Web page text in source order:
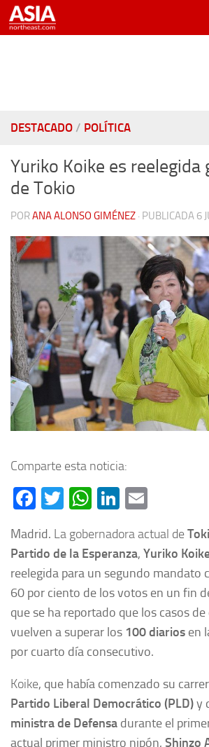
Saltar al contenido
DESTACADO / POLÍTICA
Yuriko Koike es reelegida
de Tokio
PORANA ALONSO GIMÉNEZ · PUBLICADA 6
Comparte esta noticia:
Facebook
Twitter
WhatsApp
LinkedIn
Madrid. La gobernadora actual de
Partido de la Esperanza, Yuriko
reelegida para un segundo mandato
60 por ciento de los votos en un fin
que se ha reportado que los casos de
vuelven a superar los 100diarios en
por cuarto día consecutivo.
Koike, que había comenzado su
Partido Liberal Democrático (PLD)y
ministra de Defensa durante el
actual primer ministro nipón, Shinzo